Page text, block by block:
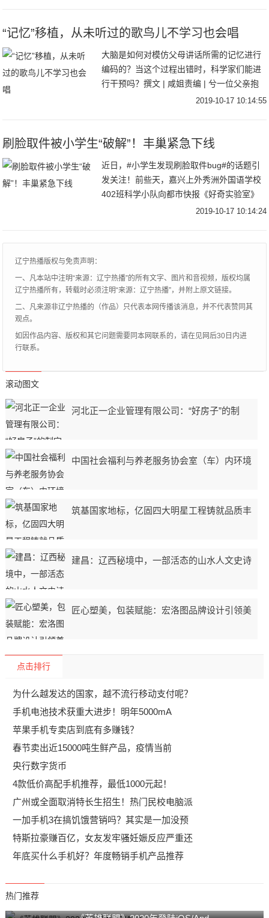
“记忆”移植，从未听过的歌鸟儿不学习也会唱
大脑是如何对模仿父母讲话所需的记忆进行
编码的？当这个过程出错时，科学家们能进
行干预吗？撰文 | 咸姐责编 | 兮一位父亲抱
着他刚出生的宝宝，他们的脸只有几英寸的
2019-10-17 10:14:55
刷脸取件被小学生“破解”！丰巢紧急下线
近日，#小学生发现刷脸取件bug#的话题引
发关注！前些天，嘉兴上外秀洲外国语学校
402班科学小队向都市快报《好奇实验室》
报料：他们在一次课外科学实验中发现，只
2019-10-17 10:14:24
辽宁热播版权与免责声明：
一、凡本站中注明“来源：辽宁热播”的所有文字、图片和音视频，版权均属
辽宁热播所有，转载时必须注明“来源：辽宁热播”，并附上原文链接。
二、凡来源非辽宁热播的（作品）只代表本网传播该消息，并不代表赞同其
观点。
如因作品内容、版权和其它问题需要同本网联系的，请在见网后30日内进
行联系。
滚动图文
河北正一企业管理有限公司：“好房子”的制
中国社会福利与养老服务协会室（车）内环境
筑基国家地标，亿固四大明星工程铸就品质丰
建昌：辽西秘境中，一部活态的山水人文史诗
匠心塑美，包装赋能：宏洛图品牌设计引领美
点击排行
为什么越发达的国家，越不流行移动支付呢？
手机电池技术获重大进步！明年5000mA
苹果手机专卖店到底有多赚钱？
春节卖出近15000吨生鲜产品，疫情当前
央行数字货币
4款低价高配手机推荐，最低1000元起！
广州或全面取消特长生招生！热门民校电脑派
一加手机3在搞饥饿营销吗？其实是一加没预
特斯拉豪赚百亿，女友发牢骚妊娠反应严重还
年底买什么手机好？年度畅销手机产品推荐
热门推荐